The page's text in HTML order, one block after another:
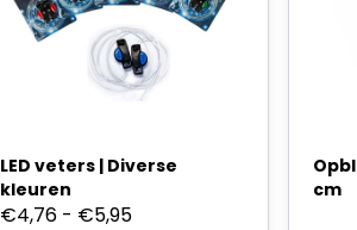
LED veters | Diverse
kleuren
€4,76 - €5,95Prijsklasse:
cm